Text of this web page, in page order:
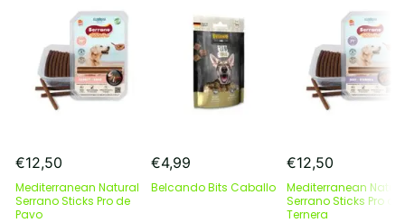
€12,50
Mediterranean Natural
Serrano Sticks Pro de
Pavo
€4,99
Belcando Bits Caballo
€12,50
Mediterranean
Serrano Sticks Pro de
Ternera